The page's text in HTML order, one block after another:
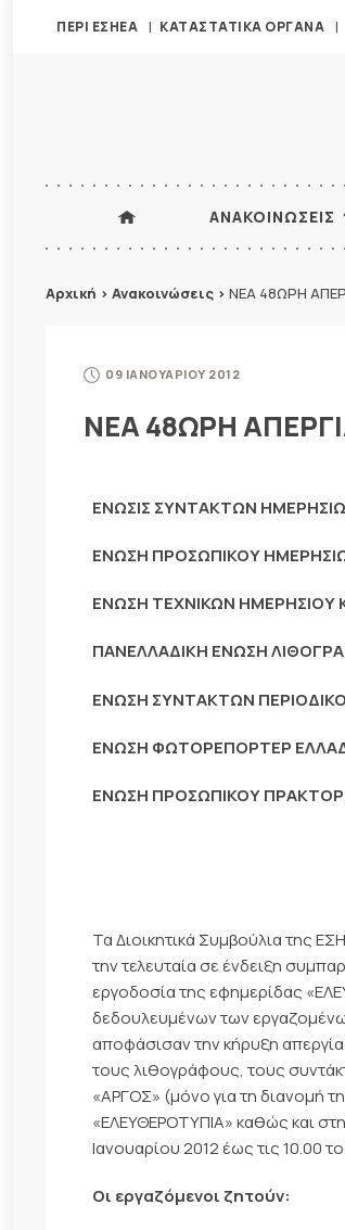
ΠΕΡΙ ΕΣΗΕΑ ΚΑΤΑΣΤΑΤΙΚΑ ΟΡΓΑΝΑ
ΑΝΑΚΟΙΝΩΣΕΙΣ
Αρχική > Ανακοινώσεις > ΝΕΑ 48ΩΡΗ
09 ΙΑΝΟΥΑΡΙΟΥ 2012
ΝΕΑ 48ΩΡΗ
ΕΝΩΣΙΣ ΣΥΝΤΑΚΤΩΝ
ΕΝΩΣΗ ΠΡΟΣΩΠΙΚΟΥ
ΕΝΩΣΗ ΤΕΧΝΙΚΩΝ ΗΜΕΡΗΣΙΟΥ
ΠΑΝΕΛΛΑΔΙΚΗ ΕΝΩΣΗ
ΕΝΩΣΗ ΣΥΝΤΑΚΤΩΝ
ΕΝΩΣΗ ΦΩΤΟΡΕΠΟΡΤΕΡ
ΕΝΩΣΗ ΠΡΟΣΩΠΙΚΟΥ
Τα Διοικητικά Συμβούλια της
την τελευταία σε ένδειξη
εργοδοσία της εφημερίδας
δεδουλευμένων των
αποφάσισαν την κήρυξη
τους λιθογράφους, τους
«ΑΡΓΟΣ» (μόνο για τη διανομή
«ΕΛΕΥΘΕΡΟΤΥΠΙΑ» καθώς και
Ιανουαρίου 2012 έως τις 10.00
Οι εργαζόμενοι ζητούν: